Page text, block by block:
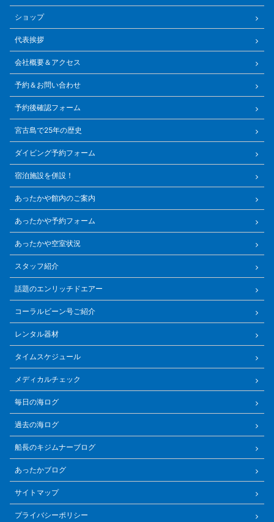
ショップ
代表挨拶
会社概要＆アクセス
予約＆お問い合わせ
予約後確認フォーム
宮古島で25年の歴史
ダイビング予約フォーム
宿泊施設を併設！
あったかや館内のご案内
あったかや予約フォーム
あったかや空室状況
スタッフ紹介
話題のエンリッチドエアー
コーラルビーン号ご紹介
レンタル器材
タイムスケジュール
メディカルチェック
毎日の海ログ
過去の海ログ
船長のキジムナーブログ
あったかブログ
サイトマップ
プライバシーポリシー